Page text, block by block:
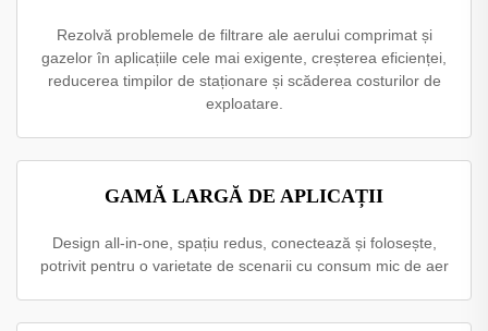
Rezolvă problemele de filtrare ale aerului comprimat și
gazelor în aplicațiile cele mai exigente, creșterea eficienței,
reducerea timpilor de staționare și scăderea costurilor de
exploatare.
GAMĂ LARGĂ DE APLICAȚII
Design all-in-one, spațiu redus, conectează și folosește,
potrivit pentru o varietate de scenarii cu consum mic de aer